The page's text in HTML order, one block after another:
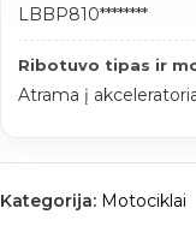
LBBP810********
Ribotuvo tipas ir
Atrama į
Kategorija: Motociklai